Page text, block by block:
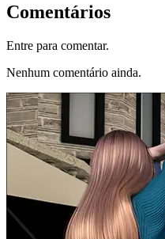
Comentários
Entre para comentar.
Nenhum comentário ainda.